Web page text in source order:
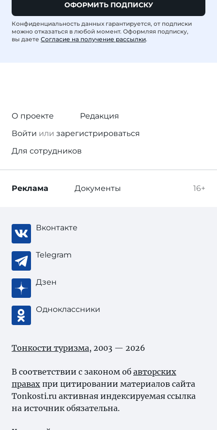
ОФОРМИТЬ ПОДПИСКУ
Конфиденциальность данных гарантируется, от подписки
можно отказаться в любой момент. Оформляя подписку,
вы даете Согласие на получение рассылки.
О проекте
Редакция
Войти или зарегистрироваться
Для сотрудников
16+
Реклама Документы
Вконтакте
Telegram
Дзен
Одноклассники
Тонкости туризма, 2003 — 2026
В соответствии с законом об авторских
правах при цитировании материалов сайта
Tonkosti.ru активная индексируемая ссылка
на источник обязательна.